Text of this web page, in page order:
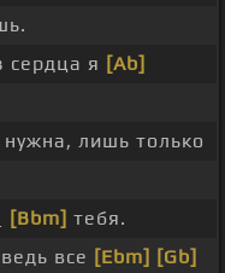
сердца я [Ab]
лишь только
[Bbm] тебя.
все [Ebm] [Gb]